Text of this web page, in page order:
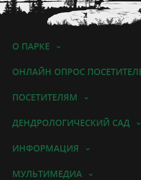
О ПАРКЕ
ОНЛАЙН ОПРОС
ПОСЕТИТЕЛЯМ
ДЕНДРОЛОГИЧЕСКИЙ САД
ИНФОРМАЦИЯ
МУЛЬТИМЕДИА